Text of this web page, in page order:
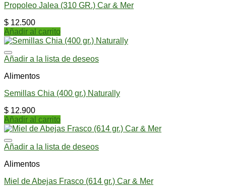
Propoleo Jalea (310 GR.) Car & Mer
$ 12.500
Añadir al carrito
Añadir a la lista de deseos
Alimentos
Semillas Chia (400 gr.) Naturally
$ 12.900
Añadir al carrito
Añadir a la lista de deseos
Alimentos
Miel de Abejas Frasco (614 gr.) Car & Mer